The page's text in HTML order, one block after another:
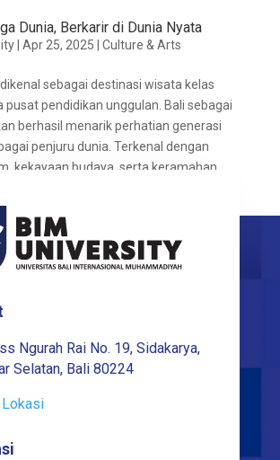
Dunia, Berkarir di Dunia Nyata
| Apr 25, 2025 Culture & Arts
sebagai destinasi wisata kelas
pusat pendidikan unggulan. Bali sebagai
berhasil menarik perhatian generasi
penjuru dunia. Terkenal dengan
kekayaan budaya, serta keramahan...
Ngurah Rai No. 19, Sidakarya,
Selatan, Bali 80224
Lokasi